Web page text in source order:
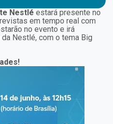
Nestlé estará presente no
em tempo real com
no evento e irá
Nestlé, com o tema Big